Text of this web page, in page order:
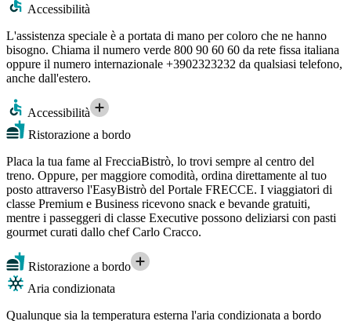
Accessibilità
L'assistenza speciale è a portata di mano per coloro che ne hanno
bisogno. Chiama il numero verde 800 90 60 60 da rete fissa italiana
oppure il numero internazionale +3902323232 da qualsiasi telefono,
anche dall'estero.
Accessibilità
Ristorazione a bordo
Placa la tua fame al FrecciaBistrò, lo trovi sempre al centro del
treno. Oppure, per maggiore comodità, ordina direttamente al tuo
posto attraverso l'EasyBistrò del Portale FRECCE. I viaggiatori di
classe Premium e Business ricevono snack e bevande gratuiti,
mentre i passeggeri di classe Executive possono deliziarsi con pasti
gourmet curati dallo chef Carlo Cracco.
Ristorazione a bordo
Aria condizionata
Qualunque sia la temperatura esterna l'aria condizionata a bordo